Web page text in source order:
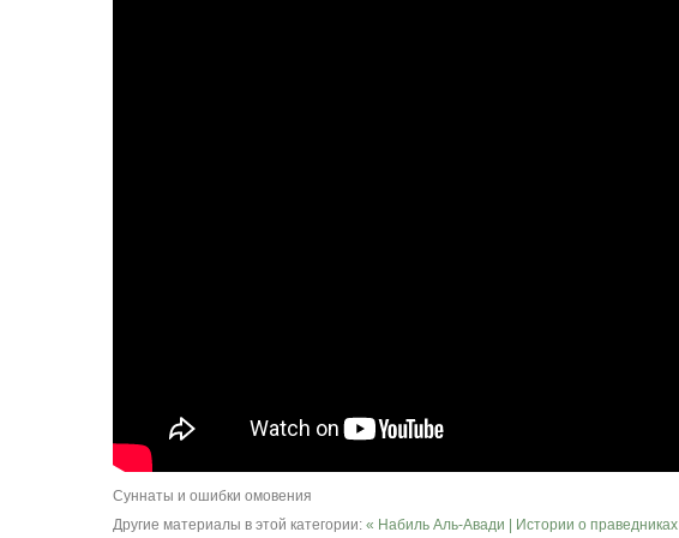
Суннаты и ошибки омовения
Другие материалы в этой категории: « Набиль Аль-Авади | Истории о праведниках